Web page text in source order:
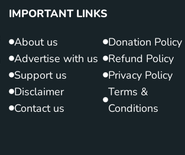
IMPORTANT LINKS
About us
Advertise with us
Support us
Disclaimer
Contact us
Donation Policy
Refund Policy
Privacy Policy
Terms &
Conditions